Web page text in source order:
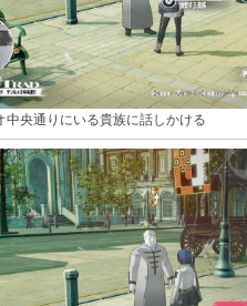
中央通りにいる貴族に話しかける